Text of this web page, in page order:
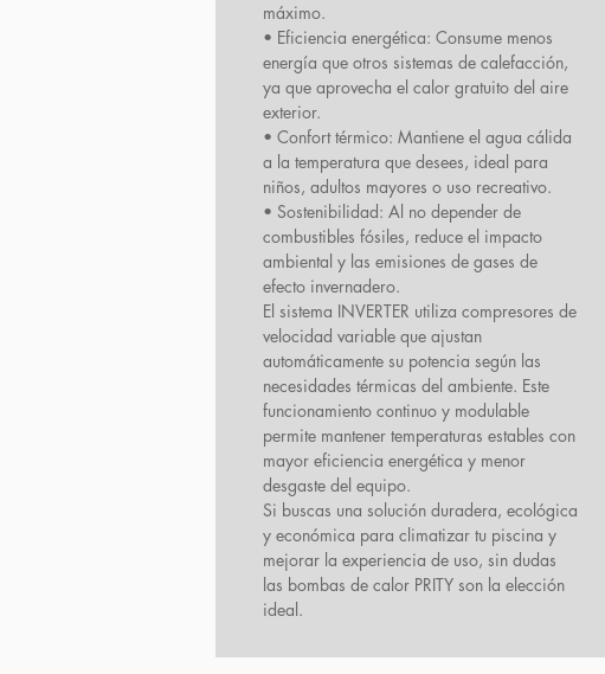
máximo.
• Eficiencia energética: Consume menos
energía que otros sistemas de calefacción,
ya que aprovecha el calor gratuito del aire
exterior.
• Confort térmico: Mantiene el agua cálida
a la temperatura que desees, ideal para
niños, adultos mayores o uso recreativo.
• Sostenibilidad: Al no depender de
combustibles fósiles, reduce el impacto
ambiental y las emisiones de gases de
efecto invernadero.
El sistema INVERTER utiliza compresores de
velocidad variable que ajustan
automáticamente su potencia según las
necesidades térmicas del ambiente. Este
funcionamiento continuo y modulable
permite mantener temperaturas estables con
mayor eficiencia energética y menor
desgaste del equipo.
Si buscas una solución duradera, ecológica
y económica para climatizar tu piscina y
mejorar la experiencia de uso, sin dudas
las bombas de calor PRITY son la elección
ideal.